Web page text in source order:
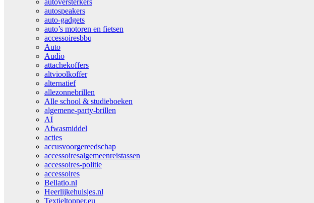
autoversterkers
autospeakers
auto-gadgets
auto’s motoren en fietsen
accessoiresbbq
Auto
Audio
attachekoffers
altvioolkoffer
alternatief
allezonnebrillen
Alle school & studieboeken
algemene-party-brillen
AI
Afwasmiddel
acties
accusvoorgereedschap
accessoiresalgemeenreistassen
accessoires-politie
accessoires
Bellatio.nl
Heerlijkehuisjes.nl
Textieltopper.eu